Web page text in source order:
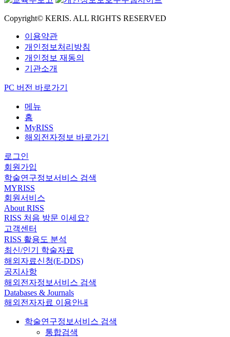
Copyright© KERIS. ALL RIGHTS RESERVED
이용약관
개인정보처리방침
개인정보 재동의
기관소개
PC 버전 바로가기
메뉴
홈
MyRISS
해외전자정보 바로가기
로그인
회원가입
학술연구정보서비스 검색
MYRISS
회원서비스
About RISS
RISS 처음 방문 이세요?
고객센터
RISS 활용도 분석
최신/인기 학술자료
해외자료신청(E-DDS)
공지사항
해외전자정보서비스 검색
Databases & Journals
해외전자자료 이용안내
학술연구정보서비스 검색
통합검색